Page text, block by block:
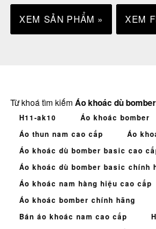
XEM SẢN PHẨM » XEM
Từ khoá tìm kiếmÁo khoác dù
H11-ak10 Áo khoác bomber
Áo thun nam cao cấp
Áo
Áo khoác dù bomber basic cao
Áo khoác dù bomber basic chính
Áo khoác nam hàng hiệu cao cấp
Áo khoác bomber chính hãng
Bán áo khoác nam cao cấp